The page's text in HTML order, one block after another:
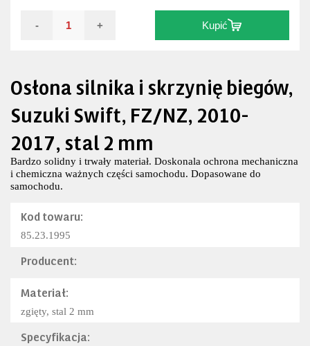
Osłona silnika i skrzynię biegów,
Suzuki Swift, FZ/NZ, 2010-
2017, stal 2 mm
Bardzo solidny i trwały materiał. Doskonala ochrona mechaniczna
i chemiczna ważnych części samochodu. Dopasowane do
samochodu.
Kod towaru:
85.23.1995
Producent:
Materiał:
zgięty, stal 2 mm
Specyfikacja:
- + Kupić